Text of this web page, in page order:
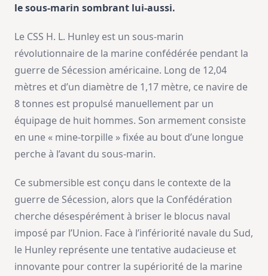
le sous-marin sombrant lui-aussi.
Le CSS H. L. Hunley est un sous-marin
révolutionnaire de la marine confédérée pendant la
guerre de Sécession américaine. Long de 12,04
mètres et d’un diamètre de 1,17 mètre, ce navire de
8 tonnes est propulsé manuellement par un
équipage de huit hommes. Son armement consiste
en une « mine-torpille » fixée au bout d’une longue
perche à l’avant du sous-marin.
Ce submersible est conçu dans le contexte de la
guerre de Sécession, alors que la Confédération
cherche désespérément à briser le blocus naval
imposé par l’Union. Face à l’infériorité navale du Sud,
le Hunley représente une tentative audacieuse et
innovante pour contrer la supériorité de la marine